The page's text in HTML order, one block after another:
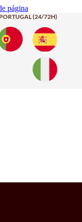
página
(24/72H)